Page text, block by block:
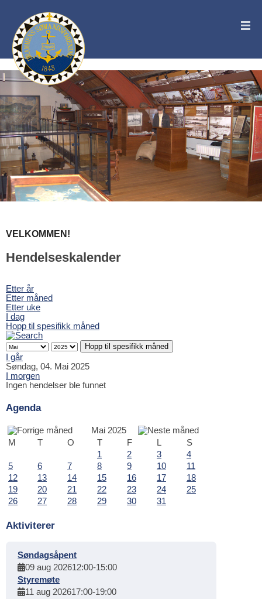
VELKOMMEN!
Hendelseskalender
Etter år
Etter måned
Etter uke
I dag
Hopp til spesifikk måned
Hopp til spesifikk måned
I går
Søndag, 04. Mai 2025
I morgen
Ingen hendelser ble funnet
Agenda
Mai 2025
M
T O T F L
S
1
2 3
4
5
6 7 8 9 10
11
12
13 14 15 16 17
18
19
20 21 22 23 24
25
26
27 28 29 30 31
Aktiviterer
Søndagsåpent
09 aug 202612:00-15:00
Styremøte
11 aug 202617:00-19:00